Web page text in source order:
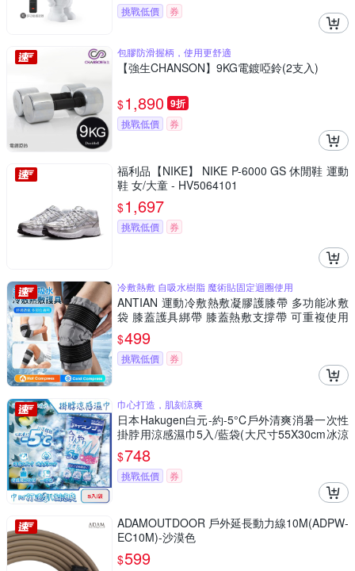
挑戰低價 券
包膠防滑握柄，使用更舒適
【強生CHANSON】9KG電鍍啞鈴(2支入)
$1,890 9折
挑戰低價 券
福利品【NIKE】 NIKE P-6000 GS 休閒鞋 運動
鞋 女/大童 - HV5064101
$1,697
挑戰低價 券
冷敷熱敷 自吸水樹脂 魔術貼固定迴圈使用
ANTIAN 運動冷敷熱敷凝膠護膝帶 多功能冰敷
袋 膝蓋護具綁帶 膝蓋熱敷支撐帶 可重複使用
（非醫療器材）
$499
挑戰低價 券
巾心打造，肌刻涼爽
日本Hakugen白元-約-5°C戶外清爽消暑一次性
掛脖用涼感濕巾5入/藍袋(大尺寸55X30cm冰涼
巾,脖圍冷領巾便攜隨身包,拋棄式旅遊通勤運動
巾)
$748
挑戰低價 券
ADAMOUTDOOR 戶外延長動力線10M(ADPW-
EC10M)-沙漠色
$599